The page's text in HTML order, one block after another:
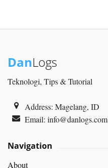
DanLogs
Teknologi, Tips & Tutorial
Address: Magelang, ID
Email:info@danlogs.com
Navigation
About